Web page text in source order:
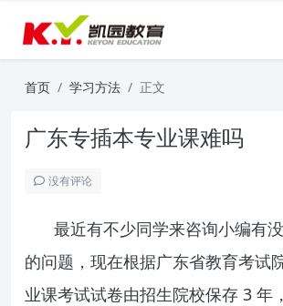
首页 学习方法 正文
广东专插本专业课难吗
没有评论
最近有不少同学来咨询小编有
的问题，现在根据广东省教育考试
业课考试试卷由招生院校保存 3 年